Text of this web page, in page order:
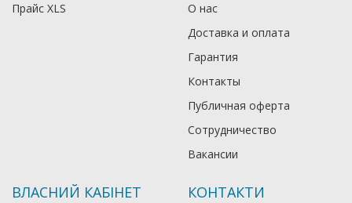
Прайс XLS
О нас
Доставка и оплата
Гарантия
Контакты
Публичная оферта
Сотрудничество
Вакансии
ВЛАСНИЙ КАБІНЕТ КОНТАКТИ